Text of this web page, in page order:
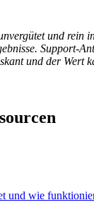
und rein
Support-
und der Wert
und wie